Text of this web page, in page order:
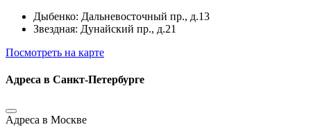
Дыбенко: Дальневосточный пр., д.13
Звездная: Дунайский пр., д.21
Посмотреть на карте
Адреса в Санкт-Петербурге
Адреса в Москве